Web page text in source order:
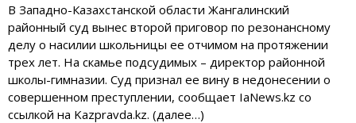
В Западно-Казахстанской области Жангалинский
районный суд вынес второй приговор по резонансному
делу о насилии школьницы ее отчимом на протяжении
трех лет. На скамье подсудимых – директор районной
школы-гимназии. Суд признал ее вину в недонесении о
совершенном преступлении, сообщает IaNews.kz со
ссылкой на Kazpravda.kz. (далее…)